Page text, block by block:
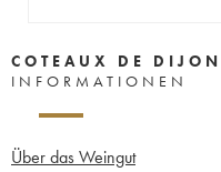
COTEAUX DE
INFORMATIONEN
Über das Weingut